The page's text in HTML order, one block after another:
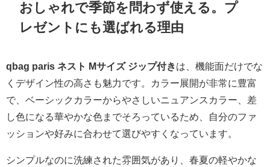
おしゃれで季節を問わず使える。プ
レゼントにも選ばれる理由
qbag paris ネスト Mサイズ ジップ付きは、機能面だけでな
くデザイン性の高さも魅力です。カラー展開が非常に豊富
で、ベーシックカラーからやさしいニュアンスカラー、差
し色になる華やかな色までそろっているため、自分のファ
ッションや好みに合わせて選びやすくなっています。
シンプルなのに洗練された雰囲気があり、春夏の軽やかな